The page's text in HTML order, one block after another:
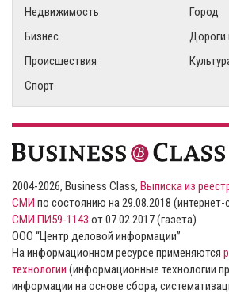
Недвижимость
Город
Бизнес
Дороги
Происшествия
Спорт
2004-2026, Business Class, Выписка из
СМИ по состоянию на 29.08.2018 (интернет-
СМИ ПИ59-1143 от 07.02.2017 (газета)
ООО “Центр деловой информации”
На информационном ресурсе применяются
технологии (информационные технологии
информации на основе сбора,